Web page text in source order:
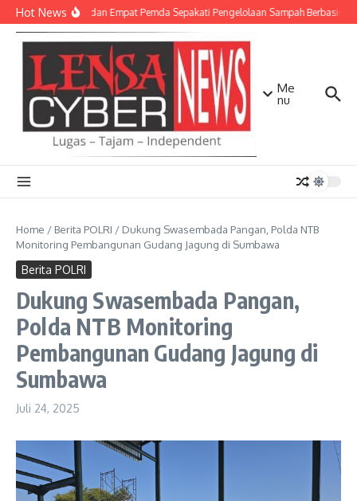
Lewati ke konten
Hot NewsTNI AD dan Empat Pemda Sepakati Pengelolaan Sampah Berbasis
Me
nu
Home / Berita POLRI / Dukung Swasembada Pangan, Polda NTB
Monitoring Pembangunan Gudang Jagung di Sumbawa
Berita POLRI
Dukung Swasembada Pangan,
Polda NTB Monitoring
Pembangunan Gudang Jagung di
Sumbawa
Juli 24, 2025